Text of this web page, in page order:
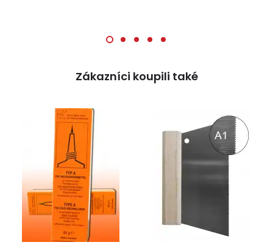
Zákazníci koupili také